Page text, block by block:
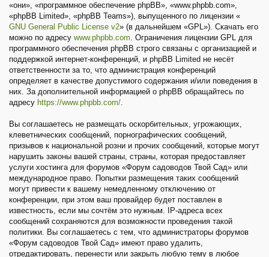
«они», «программное обеспечение phpBB», «www.phpbb.com»,
«phpBB Limited», «phpBB Teams»), выпущенного по лицензии «
GNU General Public License v2» (в дальнейшем «GPL»). Скачать его
можно по адресу www.phpbb.com. Ограничения лицензии GPL для
программного обеспечения phpBB строго связаны с организацией и
поддержкой интернет-конференций, и phpBB Limited не несёт
ответственности за то, что администрация конференций
определяет в качестве допустимого содержания и/или поведения в
них. За дополнительной информацией о phpBB обращайтесь по
адресу https://www.phpbb.com/.
Вы соглашаетесь не размещать оскорбительных, угрожающих,
клеветнических сообщений, порнографических сообщений,
призывов к национальной розни и прочих сообщений, которые могут
нарушить законы вашей страны, страны, которая предоставляет
услуги хостинга для форумов «Форум садоводов Твой Сад» или
международное право. Попытки размещения таких сообщений
могут привести к вашему немедленному отключению от
конференции, при этом ваш провайдер будет поставлен в
известность, если мы сочтём это нужным. IP-адреса всех
сообщений сохраняются для возможности проведения такой
политики. Вы соглашаетесь с тем, что администраторы форумов
«Форум садоводов Твой Сад» имеют право удалить,
отредактировать, перенести или закрыть любую тему в любое